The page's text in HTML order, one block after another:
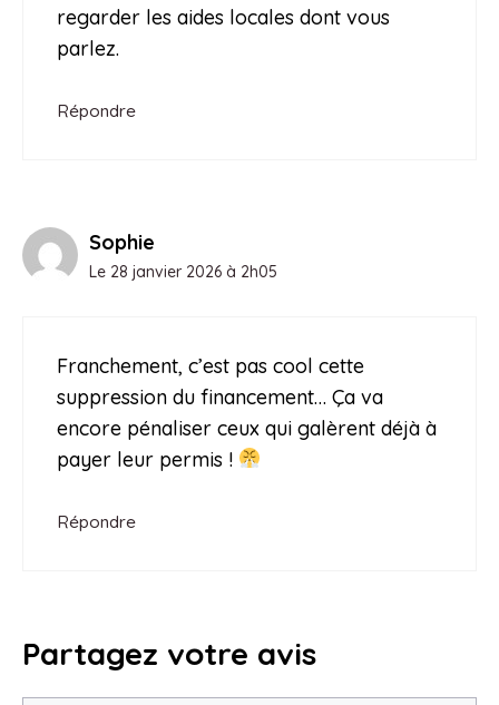
regarder les aides locales dont vous
parlez.
Répondre
Sophie
Le 28 janvier 2026 à 2h05
Franchement, c’est pas cool cette
suppression du financement… Ça va
encore pénaliser ceux qui galèrent déjà à
payer leur permis !
Répondre
Partagez votre avis